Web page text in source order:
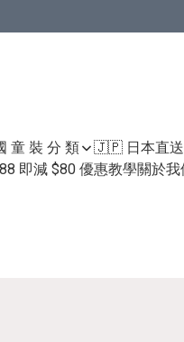
裝 分 類 🇯🇵 日本直送
即減 $80 優惠教學關於我